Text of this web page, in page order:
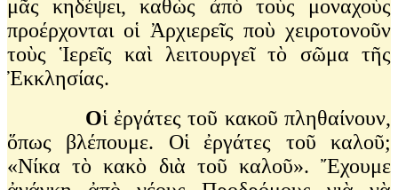
μᾶς κηδέψει, καθὼς ἀπὸ τοὺς μοναχοὺς
προέρχονται οἱ Ἀρχιερεῖς ποὺ χειροτονοῦν
τοὺς Ἱερεῖς καὶ λειτουργεῖ τὸ σῶμα τῆς
Ἐκκλησίας.
Οἱ ἐργάτες τοῦ κακοῦ πληθαίνουν,
ὅπως βλέπουμε. Οἱ ἐργάτες τοῦ καλοῦ;
«Νίκα τὸ κακὸ διὰ τοῦ καλοῦ». Ἔχουμε